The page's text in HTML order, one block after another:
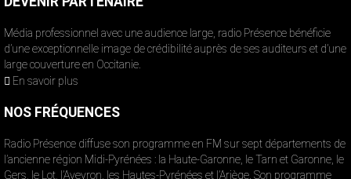
Média professionnel avec une audience large, radio Présence bénéficie
d’une exceptionnelle image de crédibilité auprès de ses auditeurs et d’une
large couverture en Occitanie.
En savoir plus
NOS FRÉQUENCES
Radio Présence diffuse son programme en FM sur sept départements de
l’ancienne région Midi-Pyrénées : la Haute-Garonne, le Tarn et Garonne, le
Gers, le Lot, l’Aveyron, les Hautes-Pyrénées et l’Ariège. Son programme